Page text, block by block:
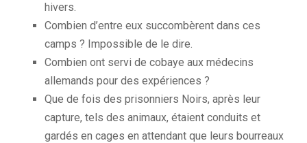
hivers.
Combien d’entre eux succombèrent dans ces
camps ? Impossible de le dire.
Combien ont servi de cobaye aux médecins
allemands pour des expériences ?
Que de fois des prisonniers Noirs, après leur
capture, tels des animaux, étaient conduits et
gardés en cages en attendant que leurs bourreaux